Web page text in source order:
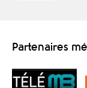
Partenaires